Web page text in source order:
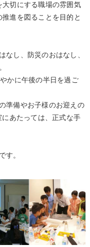
切にする職場の雰囲気
進を図ることを目的と
なし、防災のおはなし、
かに午後の半日を過ご
準備やお子様のお迎えの
あたっては、正式な手
す。